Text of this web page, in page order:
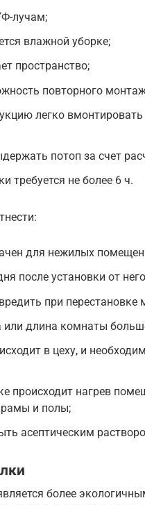
лучам;
влажной уборке;
пространство;
повторного
легко
потоп за счет
требуется не более 6 ч.
для нежилых
после установки от
при перестановке
или длина комнаты
в цеху, и
происходит нагрев
и полы;
асептическим
более